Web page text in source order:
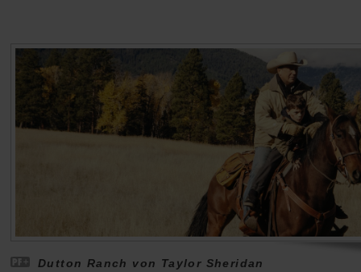
Dutton Ranch von Taylor Sheridan